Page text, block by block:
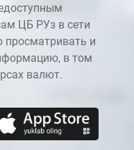
ЦБ РУз в сети
просматривать и
в том
валют.